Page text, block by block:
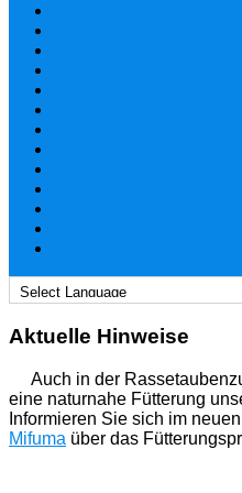
Aktuelle Hinweise
Auch in der
eine naturnahe Fütterung
Informieren Sie sich im neuen
Mifuma über das